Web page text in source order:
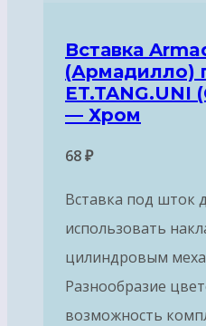
Вставка
(Армадилло)
ET.TANG.UNI
— Хром
68₽
Вставка под шток
использовать
цилиндровым
Разнообразие
возможность